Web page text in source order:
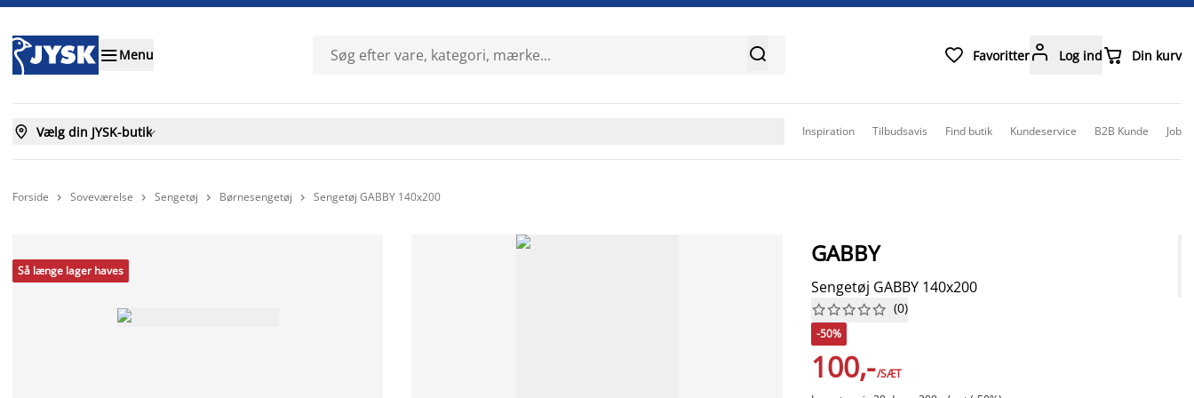
Menu   Favoritter Log ind Din kurv
 Vælg din JYSK-butik Inspiration Tilbudsavis Find butik Kundeservice B2B Kunde Job
Forside  Soveværelse  Sengetøj  Børnesengetøj  Sengetøj GABBY 140x200
Så længe lager haves
GABBY
Sengetøj GABBY 140x200





 (0)
-50%
100,-/SÆT